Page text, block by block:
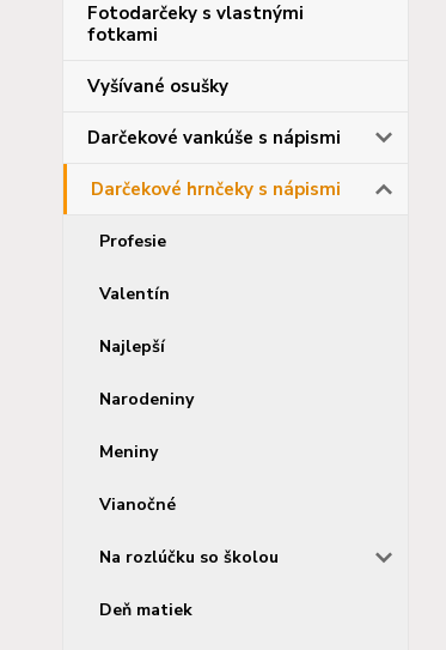
Fotodarčeky s vlastnými
fotkami
Vyšívané osušky
Darčekové vankúše s nápismi
Darčekové hrnčeky s nápismi
Profesie
Valentín
Najlepší
Narodeniny
Meniny
Vianočné
Na rozlúčku so školou
Deň matiek